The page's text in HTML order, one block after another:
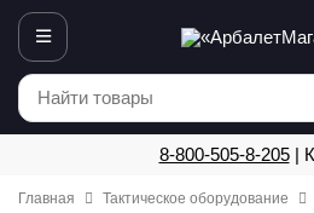
8-800-505-8-205|
Главная Тактическое оборудование